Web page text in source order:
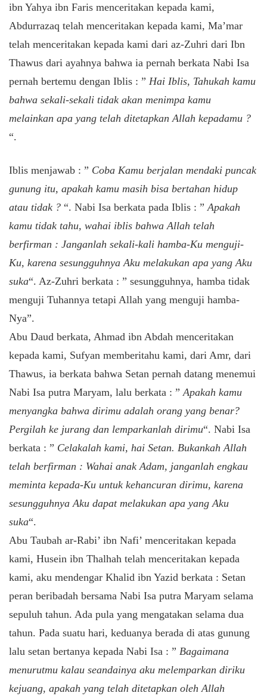
ibn Yahya ibn Faris menceritakan kepada kami,
Abdurrazaq telah menceritakan kepada kami, Ma’mar
telah menceritakan kepada kami dari az-Zuhri dari Ibn
Thawus dari ayahnya bahwa ia pernah berkata Nabi Isa
pernah bertemu dengan Iblis : ” Hai Iblis, Tahukah kamu
bahwa sekali-sekali tidak akan menimpa kamu
melainkan apa yang telah ditetapkan Allah kepadamu ?
“.
Iblis menjawab : ” Coba Kamu berjalan mendaki puncak
gunung itu, apakah kamu masih bisa bertahan hidup
atau tidak ? “. Nabi Isa berkata pada Iblis : ” Apakah
kamu tidak tahu, wahai iblis bahwa Allah telah
berfirman : Janganlah sekali-kali hamba-Ku menguji-
Ku, karena sesungguhnya Aku melakukan apa yang Aku
suka“. Az-Zuhri berkata : ” sesungguhnya, hamba tidak
menguji Tuhannya tetapi Allah yang menguji hamba-
Nya”.
Abu Daud berkata, Ahmad ibn Abdah menceritakan
kepada kami, Sufyan memberitahu kami, dari Amr, dari
Thawus, ia berkata bahwa Setan pernah datang menemui
Nabi Isa putra Maryam, lalu berkata : ” Apakah kamu
menyangka bahwa dirimu adalah orang yang benar?
Pergilah ke jurang dan lemparkanlah dirimu“. Nabi Isa
berkata : ” Celakalah kami, hai Setan. Bukankah Allah
telah berfirman : Wahai anak Adam, janganlah engkau
meminta kepada-Ku untuk kehancuran dirimu, karena
sesungguhnya Aku dapat melakukan apa yang Aku
suka“.
Abu Taubah ar-Rabi’ ibn Nafi’ menceritakan kepada
kami, Husein ibn Thalhah telah menceritakan kepada
kami, aku mendengar Khalid ibn Yazid berkata : Setan
peran beribadah bersama Nabi Isa putra Maryam selama
sepuluh tahun. Ada pula yang mengatakan selama dua
tahun. Pada suatu hari, keduanya berada di atas gunung
lalu setan bertanya kepada Nabi Isa : ” Bagaimana
menurutmu kalau seandainya aku melemparkan diriku
kejuang, apakah yang telah ditetapkan oleh Allah